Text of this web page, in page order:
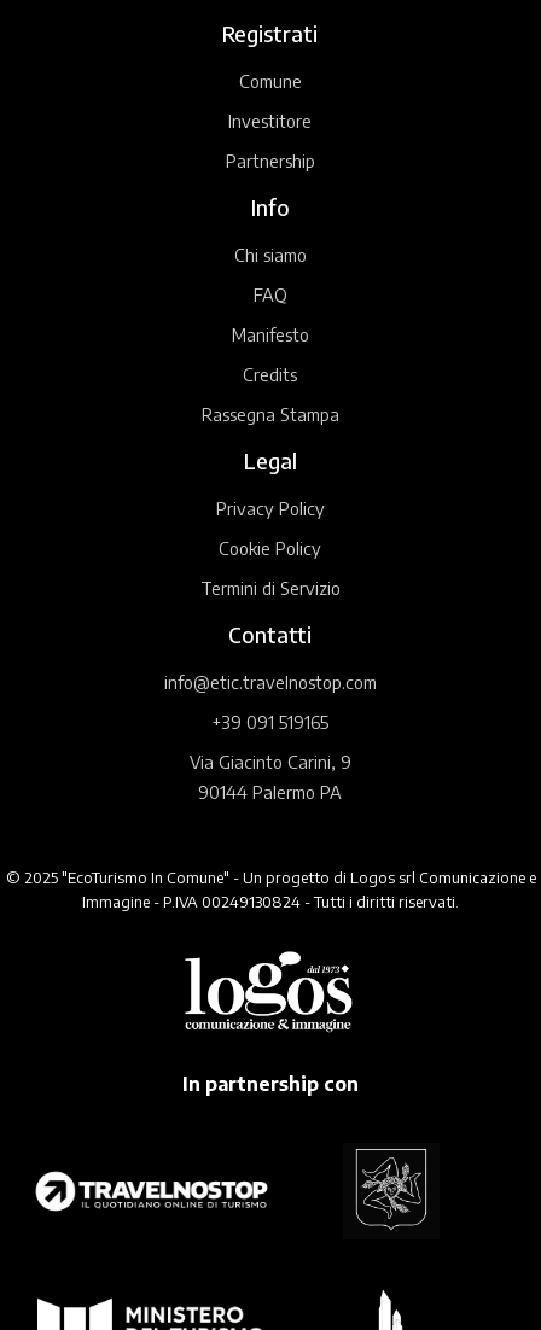
Registrati
Comune
Investitore
Partnership
Info
Chi siamo
FAQ
Manifesto
Credits
Rassegna Stampa
Legal
Privacy Policy
Cookie Policy
Termini di Servizio
Contatti
info@etic.travelnostop.com
+39 091 519165
Via Giacinto Carini, 9
90144 Palermo PA
© 2025 "EcoTurismo In Comune" - Un progetto di Logos srl Comunicazione e
Immagine - P.IVA 00249130824 - Tutti i diritti riservati.
In partnership con